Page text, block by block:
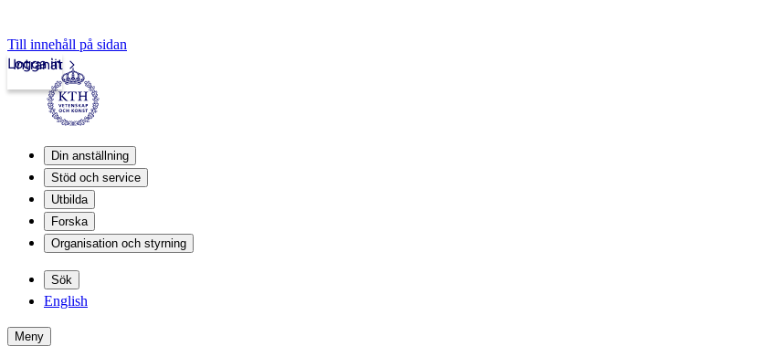
Till innehåll på sidan
Intranät
Logga in
Din anställning
Stöd och service
Utbilda
Forska
Organisation och styrning
Sök
English
Meny